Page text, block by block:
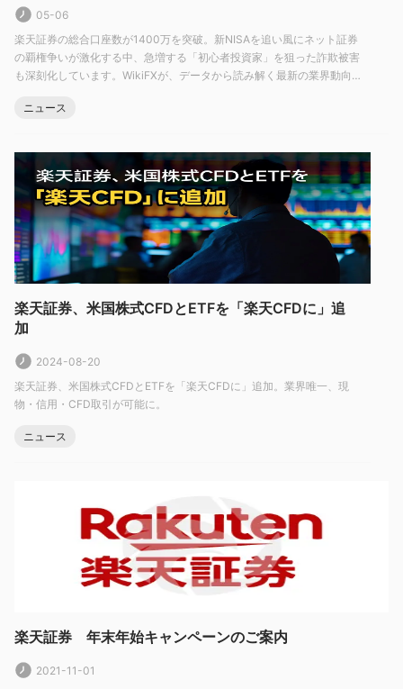
プの子会社です。また、日本の金融庁 (fsa)、オーストラリア証券
投資委員会 (asic)、香港証券先物委員会 (sfc) など、いくつかの
金融当局によって規制されています。これは次のことを示唆して
います 楽天証券は合法的なブローカーです。
が、あらゆる潜在的なリスクや損失に対する完全な保護
を保証できる取引プラットフォームや投資プラットフォ
ームはありません。。
についての私たちの結論 楽天証券信頼性：
規制、安全対策、および全体的な評判に関して提供された情報に
基づいて、 楽天証券 、ブローカーはトレーダーにとって信頼で
きるオプションであると結論付けることができます。ただし、他
ーに投資する前に独自のデューデリジェンスを行う必要がありま
す。
アカウント
合計で、4 つの異なるアカウントのうち 1 つを開くことができま
す。 楽天証券 。リテールアカウント、プロ 1 アカウント、プロ
ールアカウント、プロ 1 アカウント、プロ 2 アカウントの場合は
デモアカウントも利用できます。
05-06
楽天証券の総合口座数が1400万を突破。新NISAを追い風にネット証券
の覇権争いが激化する中、急増する「初心者投資家」を狙った詐欺被害
も深刻化しています。WikiFXが、データから読み解く最新の業界動向
ニュース
楽天証券、米国株式CFDとETFを「楽天CFDに」追
加
2024-08-20
楽天証券、米国株式CFDとETFを「楽天CFDに」追加。業界唯一、現
物・信用・CFD取引が可能に。
ニュース
楽天証券 年末年始キャンペーンのご案内
2021-11-01